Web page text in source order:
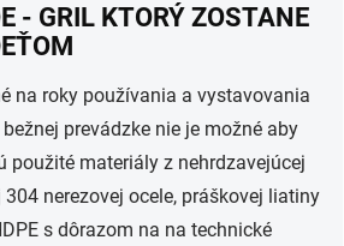
- GRIL KTORÝ ZOSTANE
na roky používania a vystavovania
prevádzke nie je možné aby
použité materiály z nehrdzavejúcej
nerezovej ocele, práškovej liatiny
s dôrazom na na technické